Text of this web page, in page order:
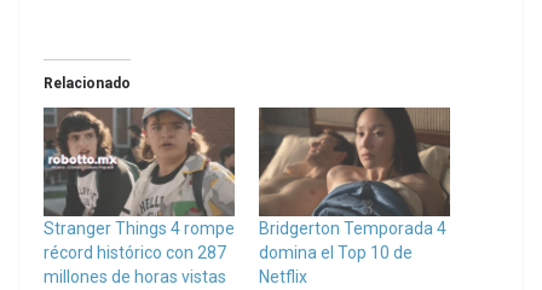
Relacionado
Stranger Things 4 rompe
récord histórico con 287
millones de horas vistas
Bridgerton Temporada 4
domina el Top 10 de
Netflix